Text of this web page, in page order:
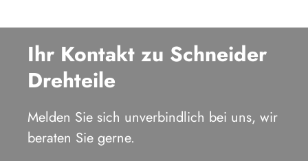
Ihr Kontakt zu Schneider
Drehteile
Melden Sie sich unverbindlich bei uns, wir
beraten Sie gerne.